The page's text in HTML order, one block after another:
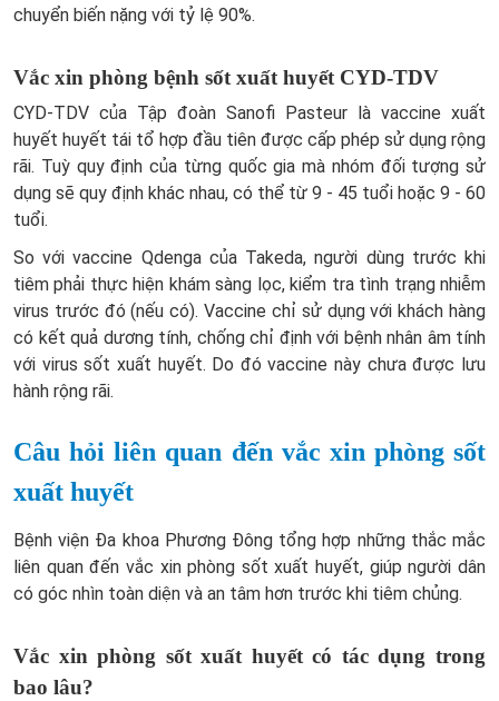
chuyển biến nặng với tỷ lệ 90%.
Vắc xin phòng bệnh sốt xuất huyết CYD-TDV
CYD-TDV của Tập đoàn Sanofi Pasteur là vaccine xuất
huyết huyết tái tổ hợp đầu tiên được cấp phép sử dụng rộng
rãi. Tuỳ quy định của từng quốc gia mà nhóm đối tượng sử
dụng sẽ quy định khác nhau, có thể từ 9 - 45 tuổi hoặc 9 - 60
tuổi.
So với vaccine Qdenga của Takeda, người dùng trước khi
tiêm phải thực hiện khám sàng lọc, kiểm tra tình trạng nhiễm
virus trước đó (nếu có). Vaccine chỉ sử dụng với khách hàng
có kết quả dương tính, chống chỉ định với bệnh nhân âm tính
với virus sốt xuất huyết. Do đó vaccine này chưa được lưu
hành rộng rãi.
Câu hỏi liên quan đến vắc xin phòng sốt
xuất huyết
Bệnh viện Đa khoa Phương Đông tổng hợp những thắc mắc
liên quan đến vắc xin phòng sốt xuất huyết, giúp người dân
có góc nhìn toàn diện và an tâm hơn trước khi tiêm chủng.
Vắc xin phòng sốt xuất huyết có tác dụng trong
bao lâu?